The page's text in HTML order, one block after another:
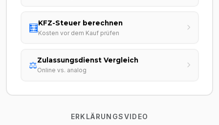
🧮KFZ-Steuer berechnen
Kosten vor dem Kauf prüfen
⚖️Zulassungsdienst Vergleich
Online vs. analog
ERKLÄRUNGSVIDEO